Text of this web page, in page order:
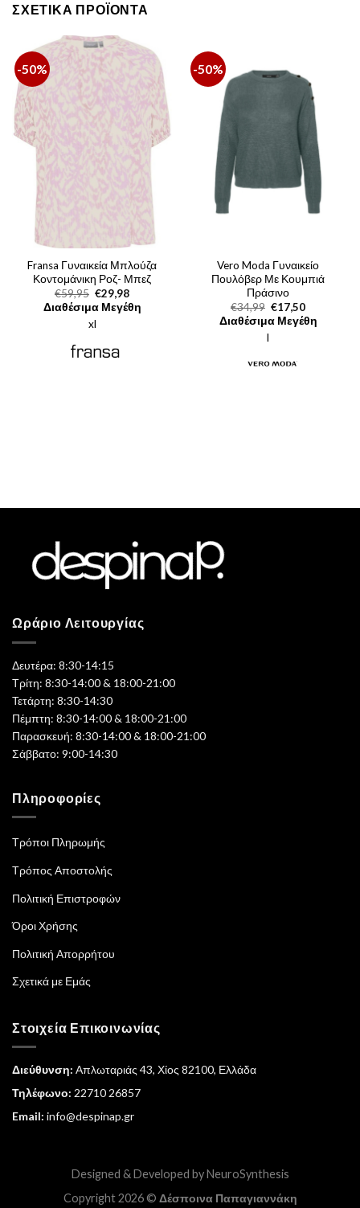
ΣΧΕΤΙΚΆ ΠΡΟΪΌΝΤΑ
-50%
Fransa Γυναικεία Μπλούζα
Κοντομάνικη Ροζ- Μπεζ
€59,95 Original
price
was:
€59,95.
€29,98Η
τρέχουσα
τιμή
Διαθέσιμα Μεγέθη
xl
-50%
Vero Moda Γυναικείο
Πουλόβερ Με Κουμπιά
Πράσινο
€34,99 Original
price
was:
€17,50Η
τρέχουσα
τιμή
Διαθέσιμα Μεγέθη
l
Ωράριο Λειτουργίας
Δευτέρα: 8:30-14:15
Τρίτη: 8:30-14:00 & 18:00-21:00
Τετάρτη: 8:30-14:30
Πέμπτη: 8:30-14:00 & 18:00-21:00
Παρασκευή: 8:30-14:00 & 18:00-21:00
Σάββατο: 9:00-14:30
Πληροφορίες
Τρόποι Πληρωμής
Τρόπος Αποστολής
Πολιτική Επιστροφών
Όροι Χρήσης
Πολιτική Απορρήτου
Σχετικά με Εμάς
Στοιχεία Επικοινωνίας
Διεύθυνση: Απλωταριάς 43, Χίος 82100, Ελλάδα
Τηλέφωνο: 22710 26857
Email: info@despinap.gr
Designed & Developed byNeuroSynthesis
Copyright 2026 © Δέσποινα Παπαγιαννάκη